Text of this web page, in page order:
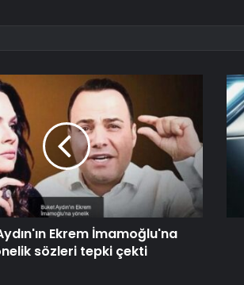
Ekrem İmamoğlu'na
sözleri tepki çekti